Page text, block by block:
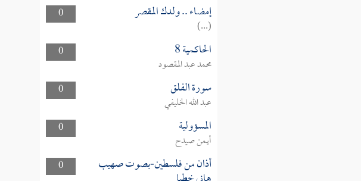
0
إمضاء .. ولدك المقصر
(...)
0
الحاكمية 8
محمد عبد المقصود
0
سورة الفلق
عبد الله الخليفي
0
المسؤولية
أيمن صيدح
0
أذان من فلسطين-بصوت صهيب